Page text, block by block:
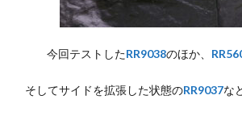
今回テストしたRR9038のほか、
そしてサイドを拡張した状態のRR9037な